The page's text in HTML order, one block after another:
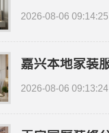
2026-08-06 09:14:25
2026-08-06 09:13:24